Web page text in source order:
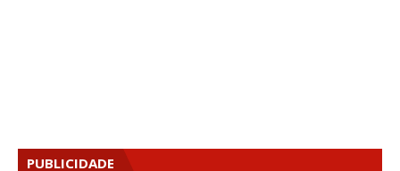
PUBLICIDADE